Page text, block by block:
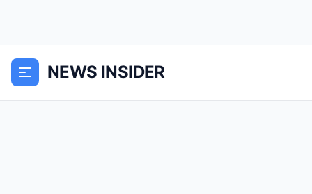
NEWS INSIDER